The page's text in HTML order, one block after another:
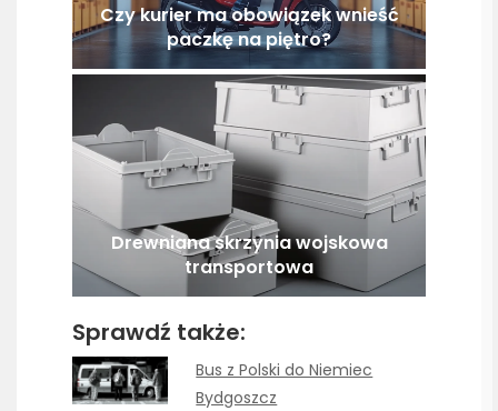
Czy kurier ma obowiązek wnieść
paczkę na piętro?
Drewniana skrzynia wojskowa
transportowa
Sprawdź także:
Bus z Polski do Niemiec
Bydgoszcz